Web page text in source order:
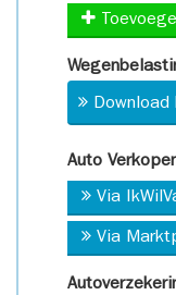
Auto
Via
Via